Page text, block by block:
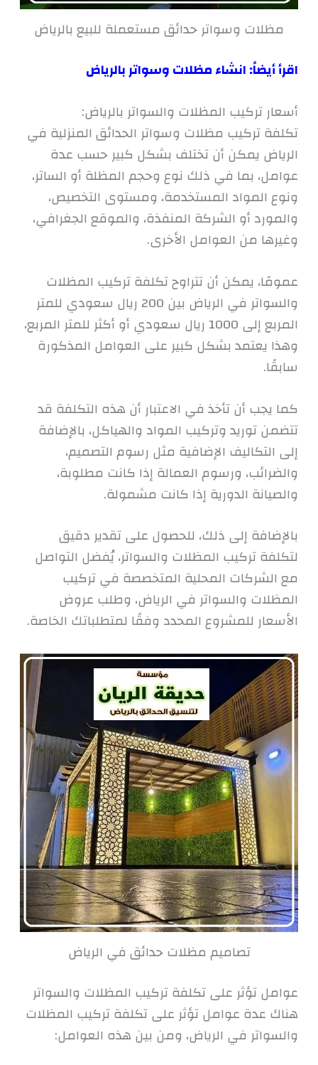
مظلات وسواتر حدائق مستعملة للبيع بالرياض
اقرأ أيضاً:انشاء مظلات وسواتر بالرياض
أسعار تركيب المظلات والسواتر بالرياض:
تكلفة تركيب مظلات وسواتر الحدائق المنزلية في
الرياض يمكن أن تختلف بشكل كبير حسب عدة
عوامل، بما في ذلك نوع وحجم المظلة أو الساتر،
ونوع المواد المستخدمة، ومستوى التخصيص،
والمورد أو الشركة المنفذة، والموقع الجغرافي،
وغيرها من العوامل الأخرى.
عمومًا، يمكن أن تتراوح تكلفة تركيب المظلات
والسواتر في الرياض بين 200 ريال سعودي للمتر
المربع إلى 1000 ريال سعودي أو أكثر للمتر المربع،
وهذا يعتمد بشكل كبير على العوامل المذكورة
سابقًا.
كما يجب أن تأخذ في الاعتبار أن هذه التكلفة قد
تتضمن توريد وتركيب المواد والهياكل، بالإضافة
إلى التكاليف الإضافية مثل رسوم التصميم،
والضرائب، ورسوم العمالة إذا كانت مطلوبة،
والصيانة الدورية إذا كانت مشمولة.
بالإضافة إلى ذلك، للحصول على تقدير دقيق
لتكلفة تركيب المظلات والسواتر، يُفضل التواصل
مع الشركات المحلية المتخصصة في تركيب
المظلات والسواتر في الرياض، وطلب عروض
الأسعار للمشروع المحدد وفقًا لمتطلباتك الخاصة.
تصاميم مظلات حدائق في الرياض
عوامل تؤثر على تكلفة تركيب المظلات والسواتر
هناك عدة عوامل تؤثر على تكلفة تركيب المظلات
والسواتر في الرياض، ومن بين هذه العوامل: